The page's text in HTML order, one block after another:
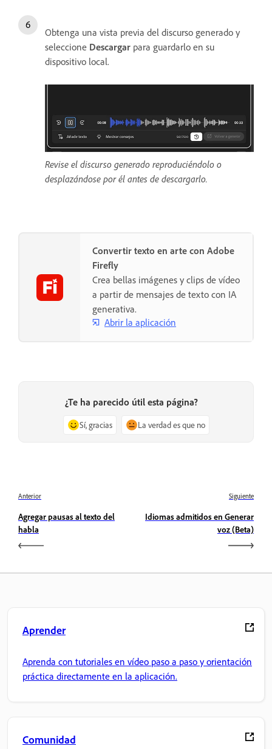
Obtenga una vista previa del discurso generado y
seleccione Descargar para guardarlo en su
dispositivo local.
Revise el discurso generado reproduciéndolo o
desplazándose por él antes de descargarlo.
Convertir texto en arte con Adobe
Firefly
Crea bellas imágenes y clips de vídeo
a partir de mensajes de texto con IA
generativa.
Abrir la aplicación
¿Te ha parecido útil esta página?
Sí, gracias La verdad es que no
Anterior
Agregar pausas al texto del
habla
Siguiente
Idiomas admitidos en Generar
voz (Beta)
Aprender
Aprenda con tutoriales en vídeo paso a paso y orientación
práctica directamente en la aplicación.
Comunidad